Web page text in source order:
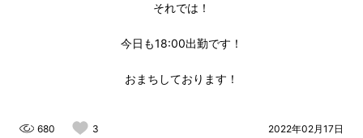
それでは！
今日も18:00出勤です！
おまちしております！
680 3 2022年02月17日